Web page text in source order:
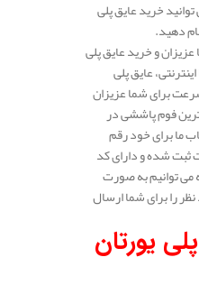
خرید عایق پلی
دهید.
و خرید عایق پلی
عایق پلی
برای شما عزیزان
فوم پاششی در
ما برای خود رقم
شده و دارای کد
می توانیم به صورت
را برای شما ارسال
یورتان